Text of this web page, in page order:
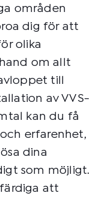
områden
dig för att
olika
om allt
till
av VVS-
kan du få
erfarenhet,
dina
som möjligt.
att